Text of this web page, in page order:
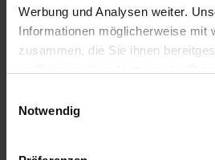
Werbung und Analysen weiter.
Informationen möglicherweise mit
zusammen, die Sie ihnen
Notwendig
5,21 €pro 1 Stück
inkl. 19% MwSt. zzgl.
ab